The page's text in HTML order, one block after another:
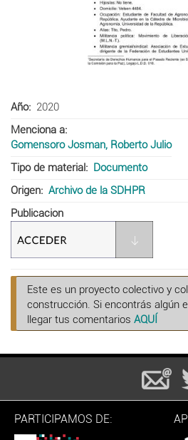
Año
2020
Menciona a
Gomensoro Josman, Roberto Julio
Tipo de material
Documento
Origen
Archivo de la SDHPR
Publicacion
Este es un proyecto colectivo y
construcción. Si encontrás algún
llegar tus comentarios AQUÍ
PARTICIPAMOS DE: